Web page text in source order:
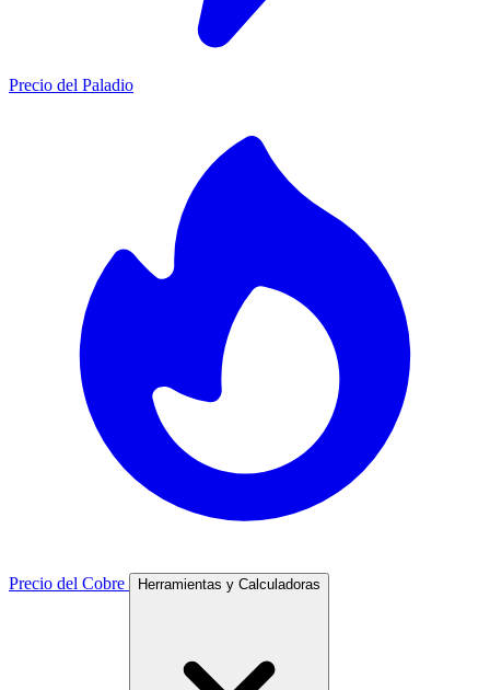
Precio del Paladio
Precio del Cobre Herramientas y Calculadoras